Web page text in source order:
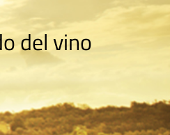
del vino